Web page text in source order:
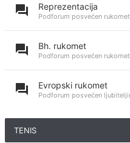
Reprezentacija
Podforum posvećen
Bh. rukomet
Podforum posvećen
Evropski rukomet
Podforum posvećen
TENIS